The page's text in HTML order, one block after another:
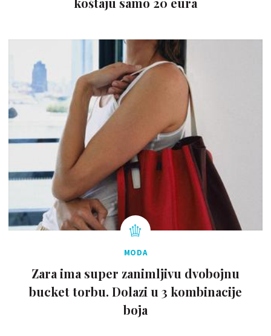
MODA
Zara ima super zanimljivu dvobojnu
bucket torbu. Dolazi u 3 kombinacije
boja